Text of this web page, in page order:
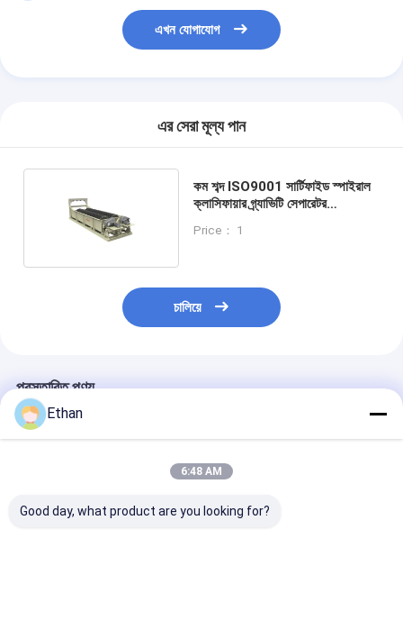
এখন যোগাযোগ
এর সেরা মূল্য পান
কম শব্দ ISO9001 সার্টিফাইড স্পাইরাল
ক্লাসিফায়ার গ্র্যাভিটি সেপারেটর
Price： 1
চালিয়ে
প্রস্তাবিত পণ্য
Ethan
6:48 AM
Good day, what product are you looking for?